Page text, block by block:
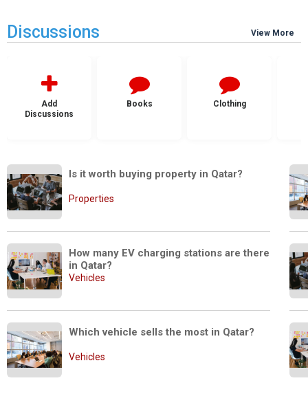
Discussions View More
Add
Discussions
Books Clothing
Is it worth buying property in Qatar?
Properties
How many EV charging stations are there
in Qatar?
Vehicles
Which vehicle sells the most in Qatar?
Vehicles